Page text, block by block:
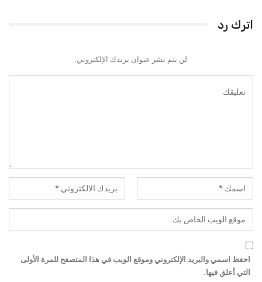
اترك رد
لن يتم نشر عنوان بريدك الإلكتروني.
احفظ اسمي والبريد الإلكتروني وموقع الويب في هذا المتصفح للمرة الأولى
التي أعلق فيها.